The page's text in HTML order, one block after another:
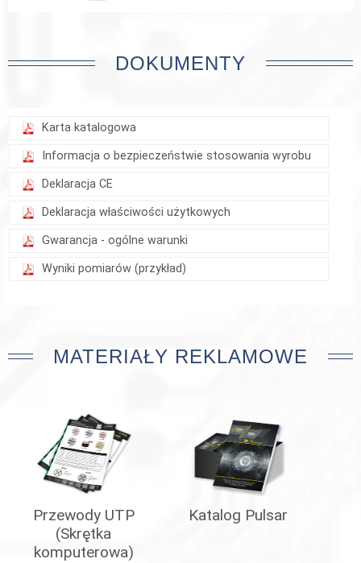
DOKUMENTY
Karta katalogowa
Informacja o bezpieczeństwie stosowania wyrobu
Deklaracja CE
Deklaracja właściwości użytkowych
Gwarancja - ogólne warunki
Wyniki pomiarów (przykład)
MATERIAŁY REKLAMOWE
Przewody UTP
(Skrętka
komputerowa)
Katalog Pulsar